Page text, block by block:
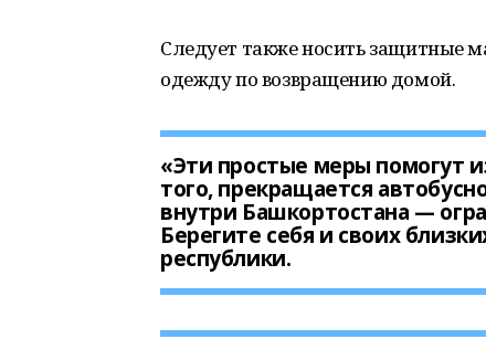
Следует также носить защитные
одежду по возвращению домой.
«Эти простые меры помогут
того, прекращается
внутри Башкортостана —
Берегите себя и своих
республики.